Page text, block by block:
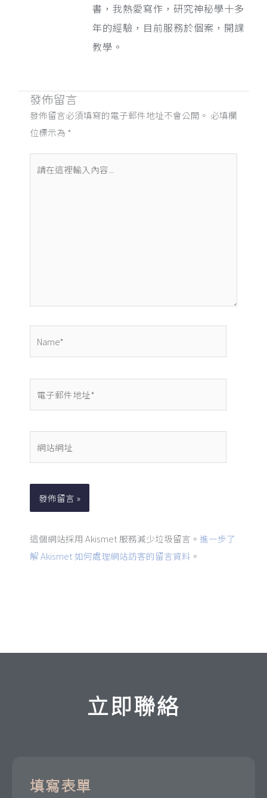
書，我熱愛寫作，研究神秘學十多
年的經驗，目前服務於個案，開課
教學。
發佈留言
發佈留言必須填寫的電子郵件地址不會公開。 必填欄
位標示為 *
這個網站採用 Akismet 服務減少垃圾留言。 進一步了
解 Akismet 如何處理網站訪客的留言資料 。
立即聯絡
填寫表單